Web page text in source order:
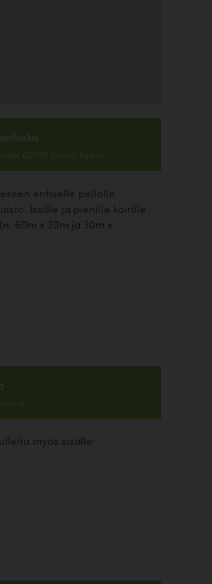
02750 Espoo, Espoo
entiselle pellolle
Isoille ja pienille koirille
60m x 30m ja 30m x
myös sisälle